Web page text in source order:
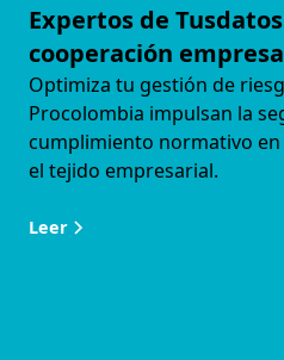
Expertos de
cooperación
Optimiza tu gestión de
Procolombia impulsan la
cumplimiento normativo
el tejido empresarial.
Leer